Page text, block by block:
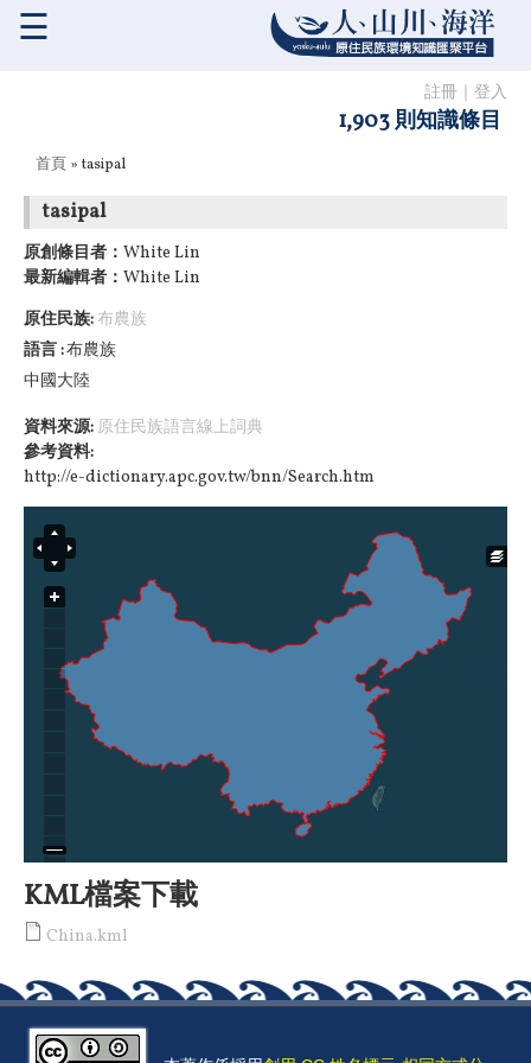
註冊 登入
1,903 則知識條目
☰
您在這裡
首頁 » tasipal
tasipal
原創條目者： White Lin
最新編輯者： White Lin
原住民族:布農族
語言 布農族
中國大陸
資料來源: 原住民族語言線上詞典
參考資料:
http://e-dictionary.apc.gov.tw/bnn/Search.htm
KML檔案下載
China.kml